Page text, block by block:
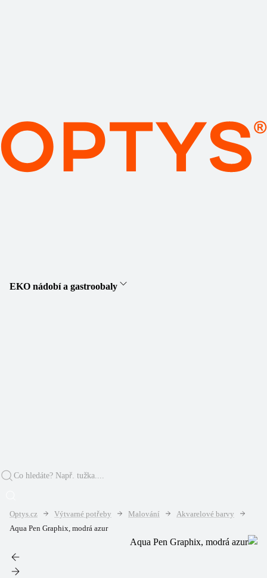
EKO nádobí a gastroobaly
Optys.cz Výtvarné potřeby Malování
Akvarelové barvy
Aqua Pen Graphix, modrá azur